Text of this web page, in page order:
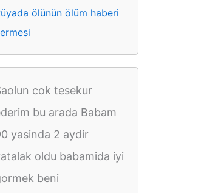
ölünün ölüm haberi
cok tesekur
bu arada Babam
yasinda 2 aydir
oldu babamida iyi
beni